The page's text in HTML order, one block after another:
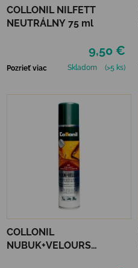
COLLONIL NILFETT
NEUTRÁLNY 75 ml
9,50 €
Pozrieť viac Skladom (>5 ks)
COLLONIL
NUBUK+VELOURS